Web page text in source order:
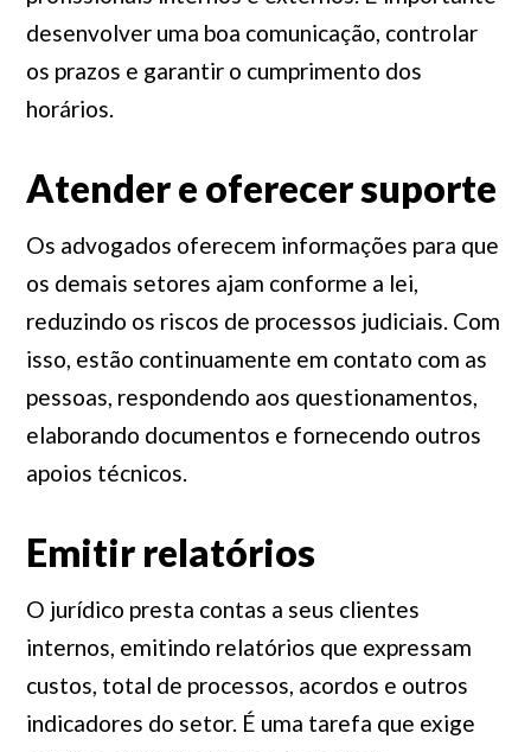
desenvolver uma boa comunicação, controlar
os prazos e garantir o cumprimento dos
horários.
Atender e oferecer suporte
Os advogados oferecem informações para que
os demais setores ajam conforme a lei,
reduzindo os riscos de processos judiciais. Com
isso, estão continuamente em contato com as
pessoas, respondendo aos questionamentos,
elaborando documentos e fornecendo outros
apoios técnicos.
Emitir relatórios
O jurídico presta contas a seus clientes
internos, emitindo relatórios que expressam
custos, total de processos, acordos e outros
indicadores do setor. É uma tarefa que exige